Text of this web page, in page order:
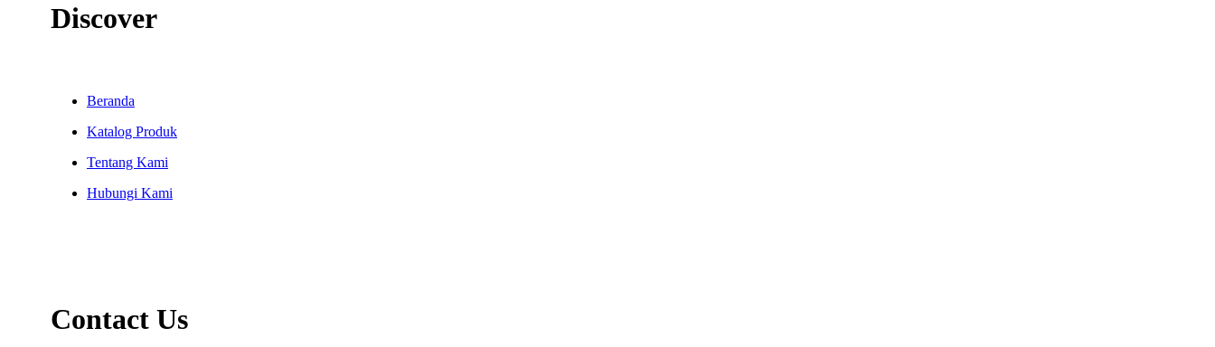
Discover
Beranda
Katalog Produk
Tentang Kami
Hubungi Kami
Contact Us